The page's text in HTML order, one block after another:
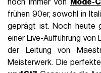
noch immer von
Mode-
frühen 90er, sowohl in
geprägt ist. Noch heute
einer Live-Aufführung von
der Leitung von
Meisterwerk. Die